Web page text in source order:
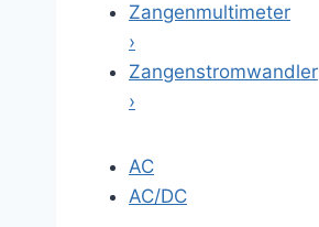
Zangenmultimeter
›
Zangenstromwandler
›
AC
AC/DC